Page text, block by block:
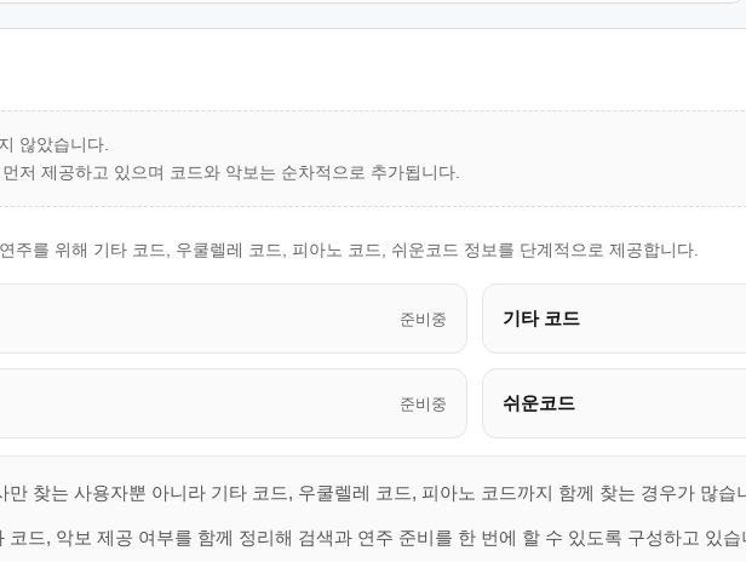
않았습니다.
저 제공하고 있으며 코드와 악보는 순차적으로 추가됩니다.
주를 위해 기타 코드, 우쿨렐레 코드, 피아노 코드, 쉬운코드 정보를 단계적으로 제공합니다.
준비중 기타 코드
준비중 쉬운코드
만 찾는 사용자뿐 아니라 기타 코드, 우쿨렐레 코드, 피아노 코드까지 함께 찾는 경우가 많습
코드, 악보 제공 여부를 함께 정리해 검색과 연주 준비를 한 번에 할 수 있도록 구성하고 있습